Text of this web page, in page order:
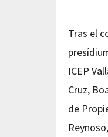
Tras el
ICEP
Cruz,
de